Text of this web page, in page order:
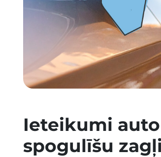
Ieteikumi
spogulīšu